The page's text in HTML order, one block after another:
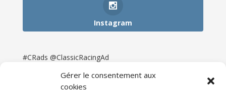
Gérer le consentement aux
cookies
Instagram
#CRads @ClassicRacingAd